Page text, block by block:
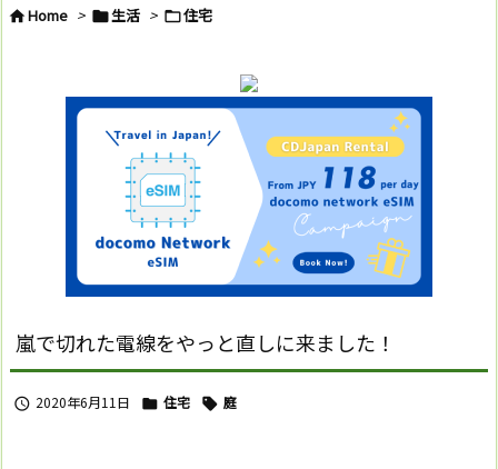
Home > 生活 > 住宅
嵐で切れた電線をやっと直しに来ました！
 2020年6月11日  住宅  庭